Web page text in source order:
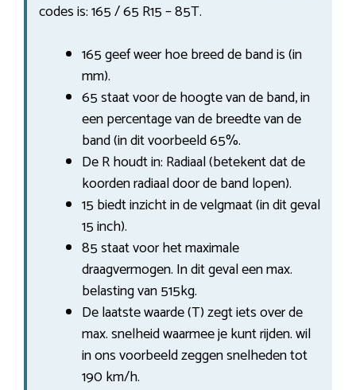
codes is: 165 / 65 R15 – 85T.
165 geef weer hoe breed de band is (in
mm).
65 staat voor de hoogte van de band, in
een percentage van de breedte van de
band (in dit voorbeeld 65%.
De R houdt in: Radiaal (betekent dat de
koorden radiaal door de band lopen).
15 biedt inzicht in de velgmaat (in dit geval
15 inch).
85 staat voor het maximale
draagvermogen. In dit geval een max.
belasting van 515kg.
De laatste waarde (T) zegt iets over de
max. snelheid waarmee je kunt rijden. wil
in ons voorbeeld zeggen snelheden tot
190 km/h.